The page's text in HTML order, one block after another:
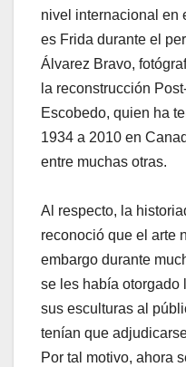
nivel internacional en
es Frida durante el
Álvarez Bravo,
la reconstrucción
Escobedo, quien ha
1934 a 2010 en
entre muchas otras.
Al respecto, la
reconoció que el arte
embargo durante
se les había otorgado
sus esculturas al
tenían que
Por tal motivo, ahora